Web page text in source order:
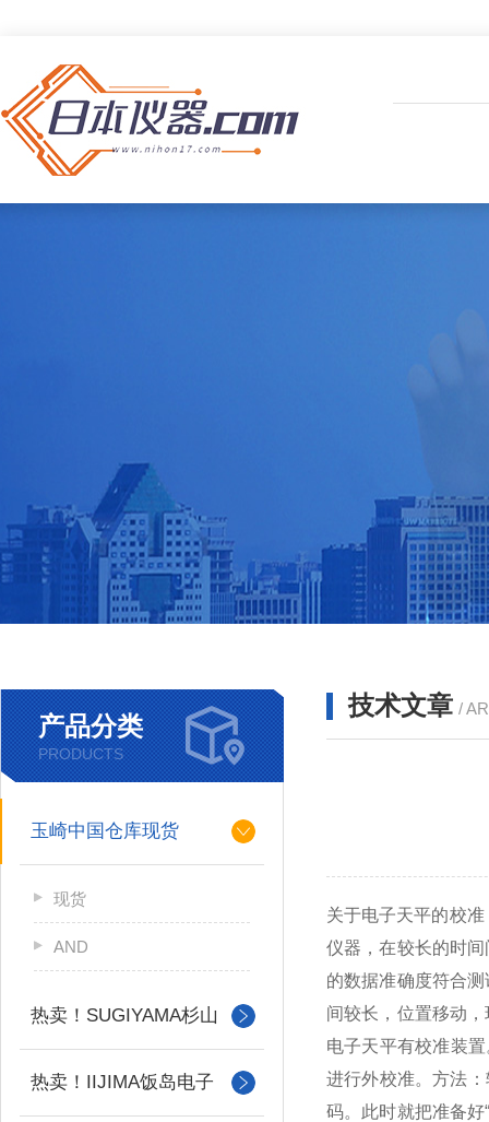
产品分类
PRODUCTS
玉崎中国仓库现货
现货
AND
热卖！SUGIYAMA杉山
热卖！IIJIMA饭岛电子
技术文章 /
关于电子天平的校
仪器，在较长的时
的数据准确度符合
间较长，位置移动
电子天平有校准装
进行外校准。方法
码。此时就把准备